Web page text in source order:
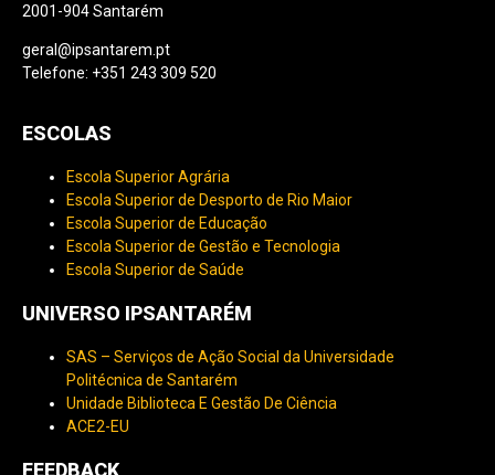
2001-904 Santarém
geral@ipsantarem.pt
Telefone: +351 243 309 520
ESCOLAS
Escola Superior Agrária
Escola Superior de Desporto de Rio Maior
Escola Superior de Educação
Escola Superior de Gestão e Tecnologia
Escola Superior de Saúde
UNIVERSO IPSANTARÉM
SAS – Serviços de Ação Social da Universidade
Politécnica de Santarém
Unidade Biblioteca E Gestão De Ciência
ACE2-EU
FEEDBACK